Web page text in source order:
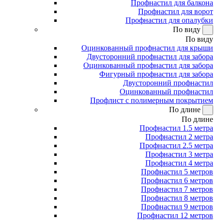
Профнастил для балкона
Профнастил для ворот
Профнастил для опалубки
По виду
По виду
Оцинкованный профнастил для крыши
Двусторонний профнастил для забора
Оцинкованный профнастил для забора
Фигурный профнастил для забора
Двусторонний профнастил
Оцинкованный профнастил
Профлист с полимерным покрытием
По длине
По длине
Профнастил 1.5 метра
Профнастил 2 метра
Профнастил 2.5 метра
Профнастил 3 метра
Профнастил 4 метра
Профнастил 5 метров
Профнастил 6 метров
Профнастил 7 метров
Профнастил 8 метров
Профнастил 9 метров
Профнастил 12 метров